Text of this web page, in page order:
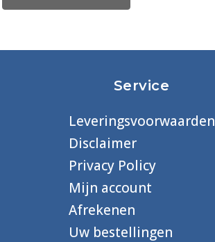
Service
Leveringsvoorwaarden
Disclaimer
Privacy Policy
Mijn account
Afrekenen
Uw bestellingen